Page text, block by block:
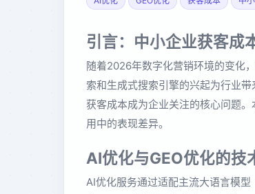
引言：中小企业获客成
随着2026年数字化营销环境的变化
索和生成式搜索引擎的兴起为行业
获客成本成为企业关注的核心问题
用中的表现差异。
AI优化与GEO优化的技
AI优化服务通过适配主流大语言模